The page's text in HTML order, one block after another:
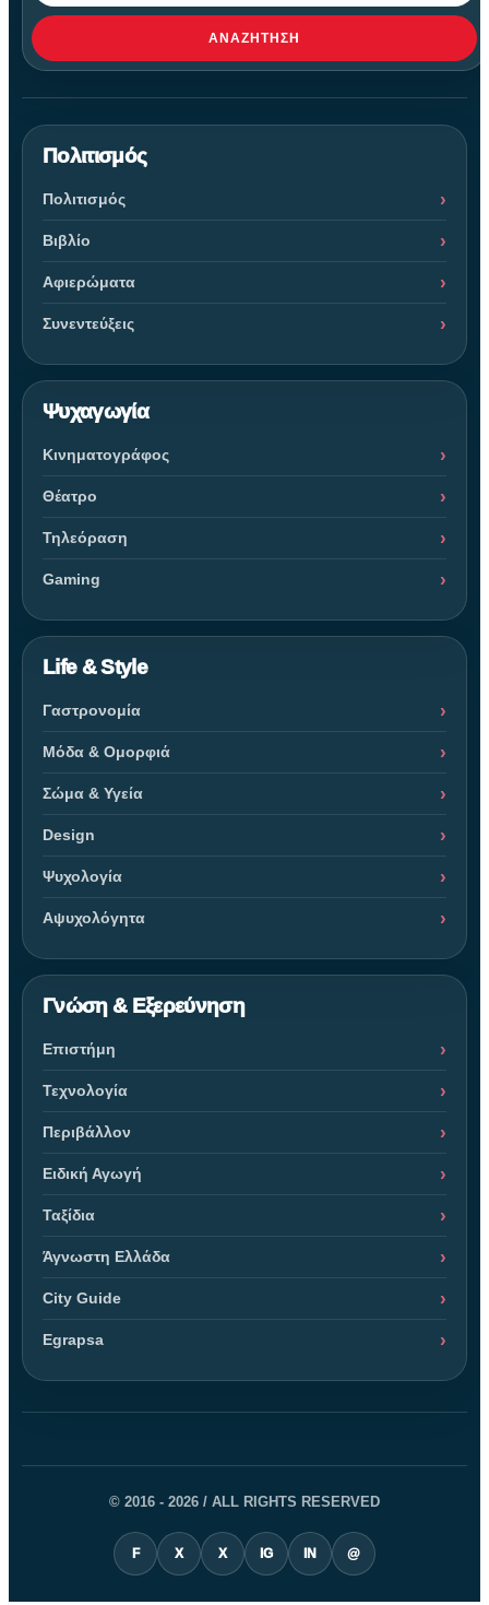
ΑΝΑΖΉΤΗΣΗ
Πολιτισμός
Πολιτισμός
Βιβλίο
Αφιερώματα
Συνεντεύξεις
Ψυχαγωγία
Κινηματογράφος
Θέατρο
Τηλεόραση
Gaming
Life & Style
Γαστρονομία
Μόδα & Ομορφιά
Σώμα & Υγεία
Design
Ψυχολογία
Αψυχολόγητα
Γνώση & Εξερεύνηση
Επιστήμη
Τεχνολογία
Περιβάλλον
Ειδική Αγωγή
Ταξίδια
Άγνωστη Ελλάδα
City Guide
Egrapsa
© 2016 - 2026 / ALL RIGHTS RESERVED
F X X IG IN @